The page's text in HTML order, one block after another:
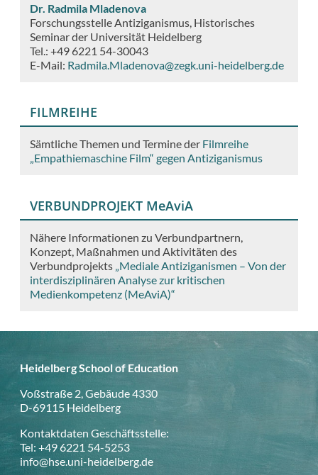
Dr. Radmila Mladenova
Forschungsstelle Antiziganismus, Historisches
Seminar der Universität Heidelberg
Tel.: +49 6221 54-30043
E-Mail: Radmila.Mladenova@zegk.uni-heidelberg.de
FILMREIHE
Sämtliche Themen und Termine der Filmreihe
„Empathiemaschine Film“ gegen Antiziganismus
VERBUNDPROJEKT MeAviA
Nähere Informationen zu Verbundpartnern,
Konzept, Maßnahmen und Aktivitäten des
Verbundprojekts „Mediale Antiziganismen – Von der
interdisziplinären Analyse zur kritischen
Medienkompetenz (MeAviA)“
Heidelberg School of Education
Voßstraße 2, Gebäude 4330
D-69115 Heidelberg
Kontaktdaten Geschäftsstelle:
Tel: +49 6221 54-5253
info@hse.uni-heidelberg.de